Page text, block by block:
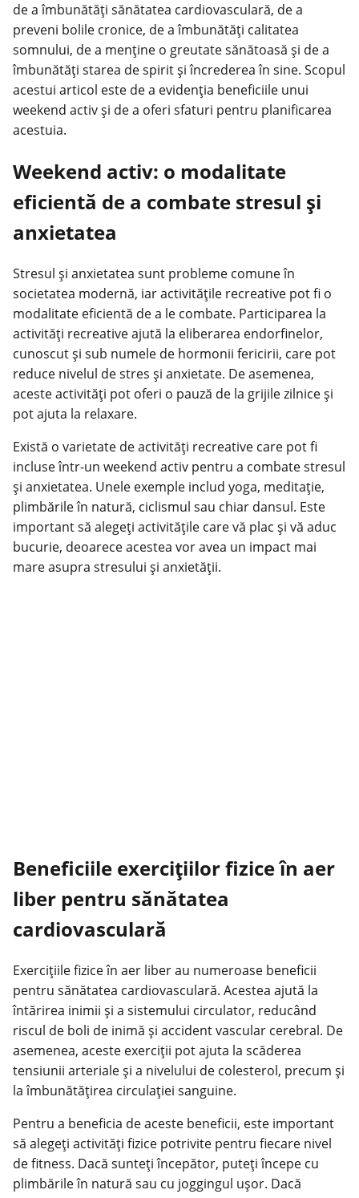
de a îmbunătăți sănătatea cardiovasculară, de a
preveni bolile cronice, de a îmbunătăți calitatea
somnului, de a menține o greutate sănătoasă și de a
îmbunătăți starea de spirit și încrederea în sine. Scopul
acestui articol este de a evidenția beneficiile unui
weekend activ și de a oferi sfaturi pentru planificarea
acestuia.
Weekend activ: o modalitate
eficientă de a combate stresul și
anxietatea
Stresul și anxietatea sunt probleme comune în
societatea modernă, iar activitățile recreative pot fi o
modalitate eficientă de a le combate. Participarea la
activități recreative ajută la eliberarea endorfinelor,
cunoscut și sub numele de hormonii fericirii, care pot
reduce nivelul de stres și anxietate. De asemenea,
aceste activități pot oferi o pauză de la grijile zilnice și
pot ajuta la relaxare.
Există o varietate de activități recreative care pot fi
incluse într-un weekend activ pentru a combate stresul
și anxietatea. Unele exemple includ yoga, meditație,
plimbările în natură, ciclismul sau chiar dansul. Este
important să alegeți activitățile care vă plac și vă aduc
bucurie, deoarece acestea vor avea un impact mai
mare asupra stresului și anxietății.
Beneficiile exercițiilor fizice în aer
liber pentru sănătatea
cardiovasculară
Exercițiile fizice în aer liber au numeroase beneficii
pentru sănătatea cardiovasculară. Acestea ajută la
întărirea inimii și a sistemului circulator, reducând
riscul de boli de inimă și accident vascular cerebral. De
asemenea, aceste exerciții pot ajuta la scăderea
tensiunii arteriale și a nivelului de colesterol, precum și
la îmbunătățirea circulației sanguine.
Pentru a beneficia de aceste beneficii, este important
să alegeți activități fizice potrivite pentru fiecare nivel
de fitness. Dacă sunteți începător, puteți începe cu
plimbările în natură sau cu joggingul ușor. Dacă